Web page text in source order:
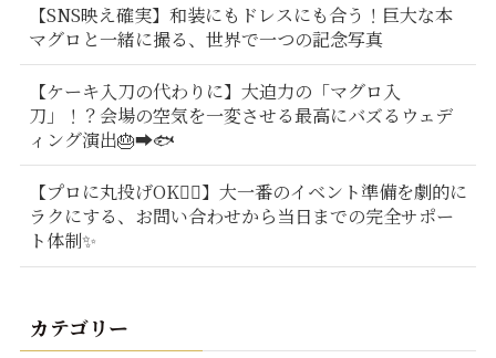
【SNS映え確実】和装にもドレスにも合う！巨大な本
マグロと一緒に撮る、世界で一つの記念写真
【ケーキ入刀の代わりに】大迫力の「マグロ入
刀」！？会場の空気を一変させる最高にバズるウェデ
ィング演出🎂➡️🐟
【プロに丸投げOK🙆‍♂️】大一番のイベント準備を劇的に
ラクにする、お問い合わせから当日までの完全サポー
ト体制✨
カテゴリー